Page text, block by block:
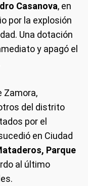
Casanova, en
por la explosión
Una dotación
y apagó el
Zamora,
del distrito
por el
en Ciudad
Parque
al último